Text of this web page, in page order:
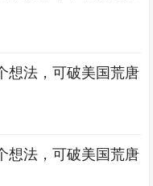
想法，可破美国荒唐
想法，可破美国荒唐